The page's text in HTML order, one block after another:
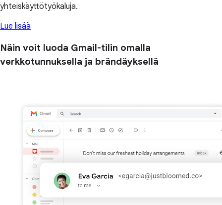
yhteiskäyttötyökaluja.
Lue lisää
Näin voit luoda Gmail-tilin omalla
verkkotunnuksella ja brändäyksellä